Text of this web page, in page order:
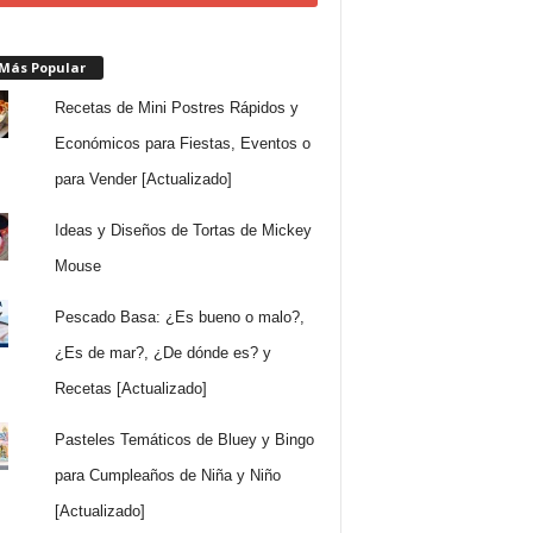
Popular
Recetas de Mini Postres Rápidos y
Económicos para Fiestas, Eventos o
para Vender [Actualizado]
Ideas y Diseños de Tortas de Mickey
Mouse
Pescado Basa: ¿Es bueno o malo?,
¿Es de mar?, ¿De dónde es? y
Recetas [Actualizado]
Pasteles Temáticos de Bluey y Bingo
para Cumpleaños de Niña y Niño
[Actualizado]